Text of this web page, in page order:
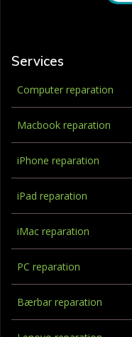
Services
Computer reparation
Macbook reparation
iPhone reparation
iPad reparation
iMac reparation
PC reparation
Bærbar reparation